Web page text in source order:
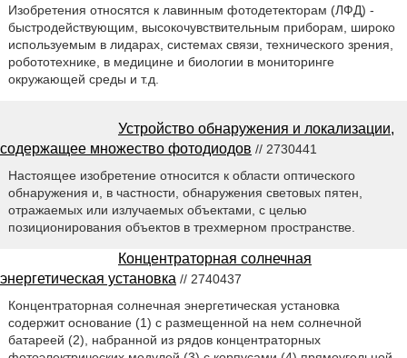
Изобретения относятся к лавинным фотодетекторам (ЛФД) -
быстродействующим, высокочувствительным приборам, широко
используемым в лидарах, системах связи, технического зрения,
робототехнике, в медицине и биологии в мониторинге
окружающей среды и т.д.
Устройство обнаружения и локализации,
содержащее множество фотодиодов // 2730441
Настоящее изобретение относится к области оптического
обнаружения и, в частности, обнаружения световых пятен,
отражаемых или излучаемых объектами, с целью
позиционирования объектов в трехмерном пространстве.
Концентраторная солнечная
энергетическая установка // 2740437
Концентраторная солнечная энергетическая установка
содержит основание (1) с размещенной на нем солнечной
батареей (2), набранной из рядов концентраторных